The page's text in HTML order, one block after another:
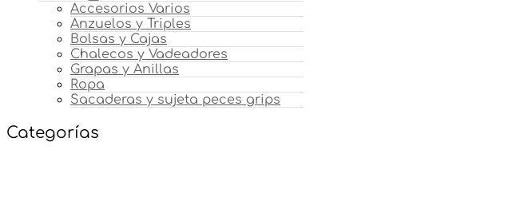
Accesorios Varios
Anzuelos y Triples
Bolsas y Cajas
Chalecos y Vadeadores
Grapas y Anillas
Ropa
Sacaderas y sujeta peces grips
Categorías